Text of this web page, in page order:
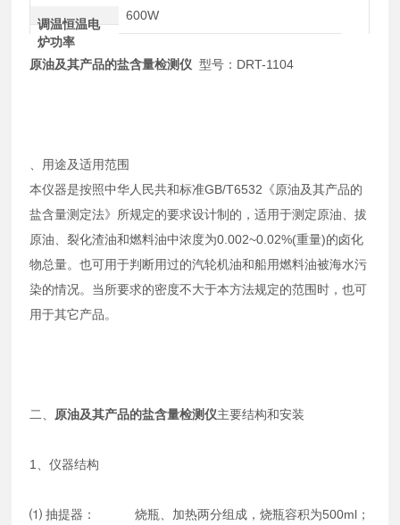
调温恒温电
炉功率
600W
原油及其产品的盐含量检测仪 型号：DRT-1104
、用途及适用范围
本仪器是按照中华人民共和标准GB/T6532《原油及其产品的
盐含量测定法》所规定的要求设计制的，适用于测定原油、拔
原油、裂化渣油和燃料油中浓度为0.002~0.02%(重量)的卤化
物总量。也可用于判断用过的汽轮机油和船用燃料油被海水污
染的情况。当所要求的密度不大于本方法规定的范围时，也可
用于其它产品。
二、 原油及其产品的盐含量检测仪主要结构和安装
1、仪器结构
⑴ 抽提器： 烧瓶、加热两分组成，烧瓶容积为500ml；